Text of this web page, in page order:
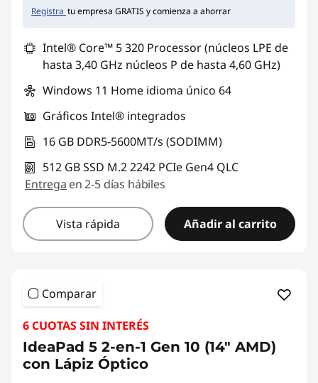
Registra tu empresa GRATIS y comienza a ahorrar
Intel® Core™ 5 320 Processor (núcleos LPE de
hasta 3,40 GHz núcleos P de hasta 4,60 GHz)
Windows 11 Home idioma único 64
Gráficos Intel® integrados
16 GB DDR5-5600MT/s (SODIMM)
512 GB SSD M.2 2242 PCIe Gen4 QLC
Entrega en 2-5 días hábiles
Vista rápida Añadir al carrito
Comparar
6 CUOTAS SIN INTERÉS
IdeaPad 5 2-en-1 Gen 10 (14" AMD)
con Lápiz Óptico